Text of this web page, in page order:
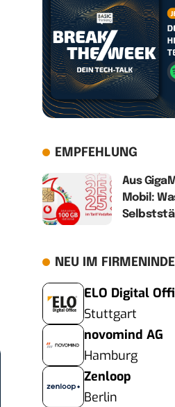
EMPFEHLUNG
Aus
Mobil:
NEU IM
ELO Digital
Stuttgart
novomind AG
Hamburg
Zenloop
Berlin